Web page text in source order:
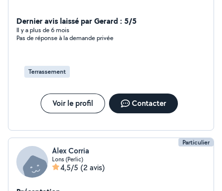
Dernier avis laissé par Gerard : 5/5
Il y a plus de 6 mois
Pas de réponse à la demande privée
Terrassement
Voir le profil Contacter
Particulier
Alex Corria
Lons (Perlic)
4,5/5 (2 avis)